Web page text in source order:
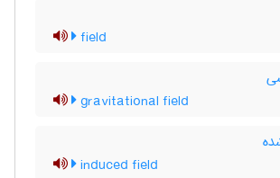
field
gravitational field
induced field